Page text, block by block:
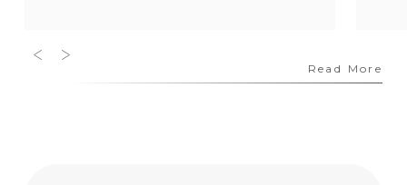
Read More